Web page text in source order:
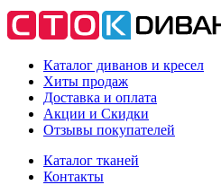
Каталог диванов и кресел
Хиты продаж
Доставка и оплата
Акции и Скидки
Отзывы покупателей
Каталог тканей
Контакты